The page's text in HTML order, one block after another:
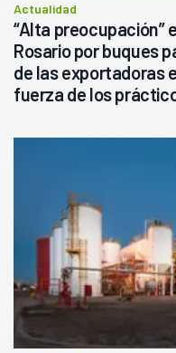
Actualidad
“Alta preocupación”
Rosario por buques
de las exportadoras
fuerza de los